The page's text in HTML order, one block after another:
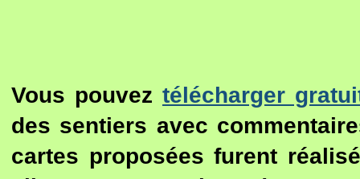
Vous pouvez télécharger
des sentiers avec
cartes proposées furent